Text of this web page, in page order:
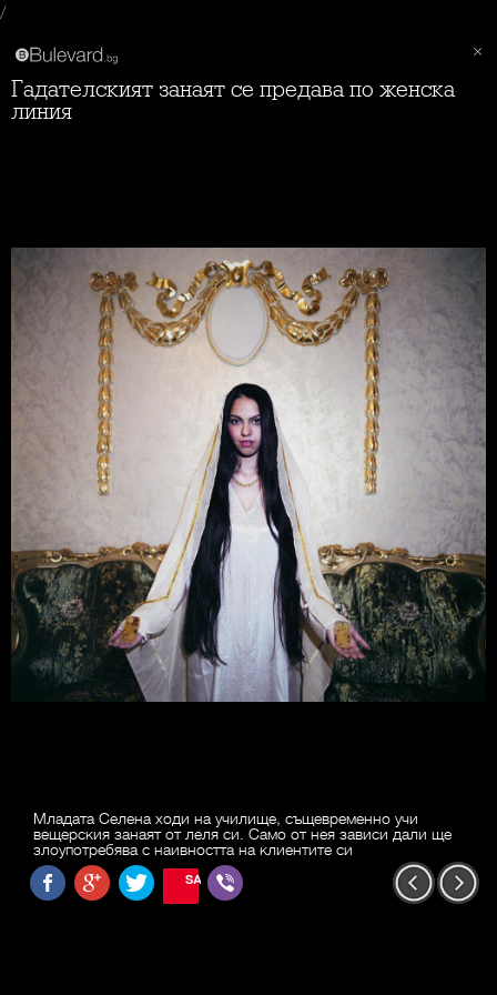
/
Гадателският занаят се предава по женска
линия
Младата Селена ходи на училище, същевременно учи
вещерския занаят от леля си. Само от нея зависи дали ще
злоупотребява с наивността на клиентите си
SAVE